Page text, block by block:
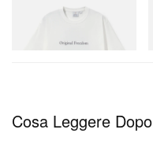
Cosa Leggere Dopo